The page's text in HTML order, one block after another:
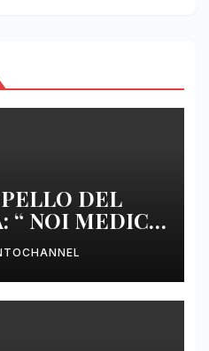
DEL
“ NOI MEDICI
SENZA ARMI